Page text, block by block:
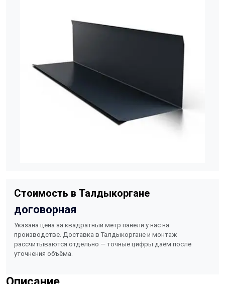
Стоимость в Талдыкоргане
договорная
Указана цена за квадратный метр панели у нас на
производстве. Доставка в Талдыкоргане и монтаж
рассчитываются отдельно — точные цифры даём после
уточнения объёма.